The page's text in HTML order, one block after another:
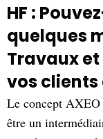
HF :
quelques
Travaux
vos clients
Le concept AXEO
être un